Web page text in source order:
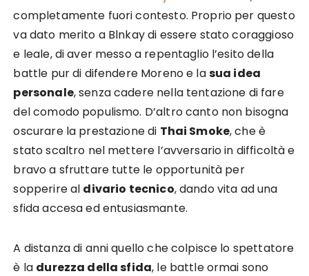
completamente fuori contesto. Proprio per questo
va dato merito a Blnkay di essere stato coraggioso
e leale, di aver messo a repentaglio l’esito della
battle pur di difendere Moreno e lasua idea
personale, senza cadere nella tentazione di fare
del comodo populismo. D’altro canto non bisogna
oscurare la prestazione di Thai Smoke, che è
stato scaltro nel mettere l’avversario in difficoltà e
bravo a sfruttare tutte le opportunità per
sopperire al divario tecnico, dando vita ad una
sfida accesa ed entusiasmante.
A distanza di anni quello che colpisce lo spettatore
è la durezza della sfida, le battle ormai sono